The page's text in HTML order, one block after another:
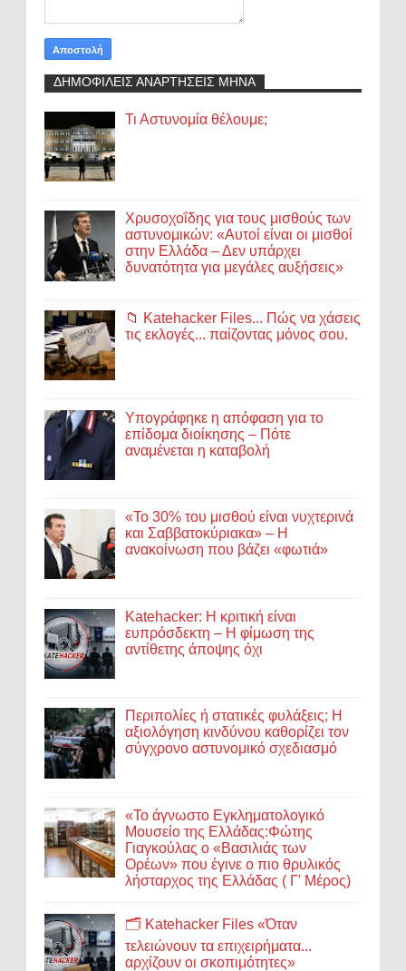
ΔΗΜΟΦΙΛΕΙΣ ΑΝΑΡΤΗΣΕΙΣ ΜΗΝΑ
Τι Αστυνομία θέλουμε;
Χρυσοχοΐδης για τους μισθούς των
αστυνομικών: «Αυτοί είναι οι μισθοί
στην Ελλάδα – Δεν υπάρχει
δυνατότητα για μεγάλες αυξήσεις»
📁 Katehacker Files... Πώς να χάσεις
τις εκλογές... παίζοντας μόνος σου.
Υπογράφηκε η απόφαση για το
επίδομα διοίκησης – Πότε
αναμένεται η καταβολή
«Το 30% του μισθού είναι νυχτερινά
και Σαββατοκύριακα» – Η
ανακοίνωση που βάζει «φωτιά»
Katehacker: Η κριτική είναι
ευπρόσδεκτη – Η φίμωση της
αντίθετης άποψης όχι
Περιπολίες ή στατικές φυλάξεις; Η
αξιολόγηση κινδύνου καθορίζει τον
σύγχρονο αστυνομικό σχεδιασμό
«Το άγνωστο Εγκληματολογικό
Μουσείο της Ελλάδας:Φώτης
Γιαγκούλας ο «Βασιλιάς των
Ορέων» που έγινε ο πιο θρυλικός
λήσταρχος της Ελλάδας ( Γ' Μέρος)
🗂️ Katehacker Files «Όταν
τελειώνουν τα επιχειρήματα...
αρχίζουν οι σκοπιμότητες»